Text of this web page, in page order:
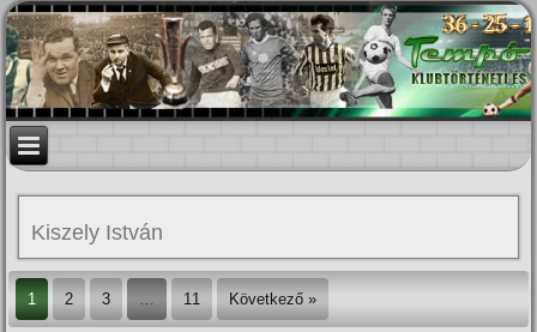
Kiszely István
1 2 3 … 11 Következő »